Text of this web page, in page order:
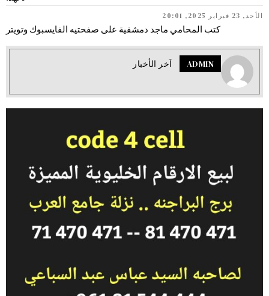
الأحد, 23 فبراير 2025, 20:01
كتب المحامي ماجد دمشقية على صفحتيه الفايسبوك وتويتر
ADMIN اَخر الأخبار